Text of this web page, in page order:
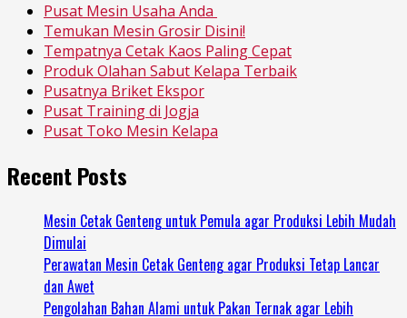
Pusat Mesin Usaha Anda
Temukan Mesin Grosir Disini!
Tempatnya Cetak Kaos Paling Cepat
Produk Olahan Sabut Kelapa Terbaik
Pusatnya Briket Ekspor
Pusat Training di Jogja
Pusat Toko Mesin Kelapa
Recent Posts
Mesin Cetak Genteng untuk Pemula agar Produksi Lebih Mudah
Dimulai
Perawatan Mesin Cetak Genteng agar Produksi Tetap Lancar
dan Awet
Pengolahan Bahan Alami untuk Pakan Ternak agar Lebih